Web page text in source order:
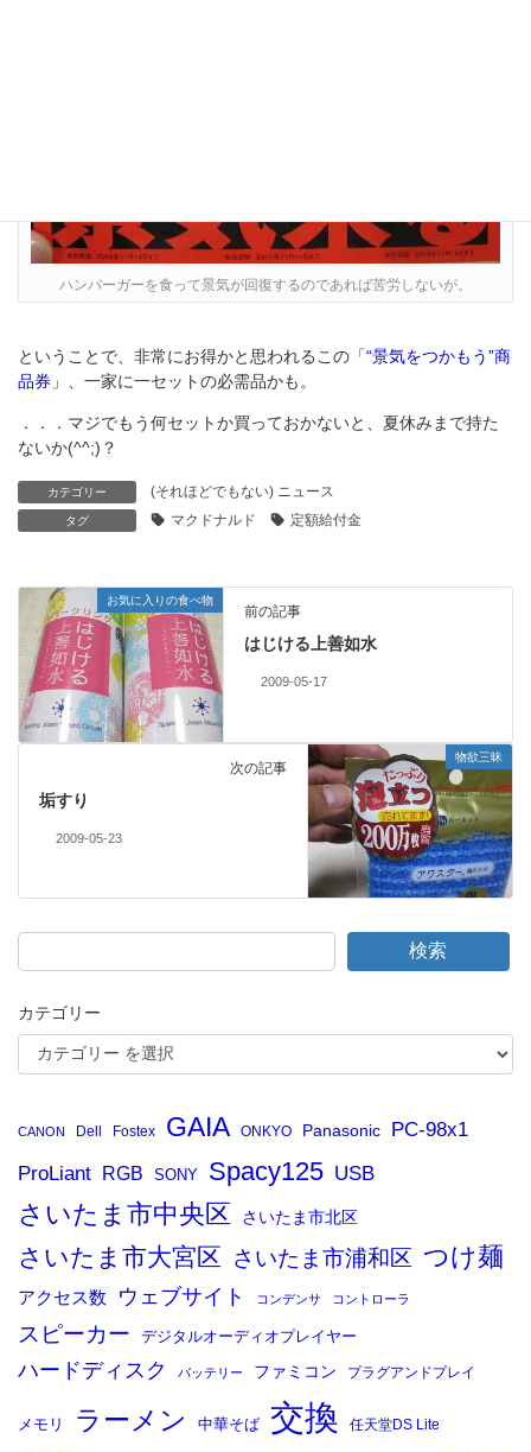
ハンバーガーを食って景気が回復するのであれば苦労しないが。
ということで、非常にお得かと思われるこの「“景気をつかもう”商
品券 」、一家に一セットの必需品かも。
．．．マジでもう何セットか買っておかないと、夏休みまで持た
ないか(^^;)？
カテゴリー (それほどでもない) ニュース
タグ マクドナルド 定額給付金
お気に入りの食べ物
前の記事
はじける上善如水
2009-05-17
物欲三昧
次の記事
垢すり
2009-05-23
検索
カテゴリー
CANON Dell Fostex GAIA ONKYO Panasonic PC-98x1
ProLiant RGB SONY Spacy125 USB
さいたま市中央区 さいたま市北区
さいたま市大宮区 さいたま市浦和区 つけ麺
アクセス数 ウェブサイト コンデンサ コントローラ
スピーカー デジタルオーディオプレイヤー
ハードディスク バッテリー ファミコン プラグアンドプレイ
メモリ ラーメン 中華そば 交換 任天堂DS Lite